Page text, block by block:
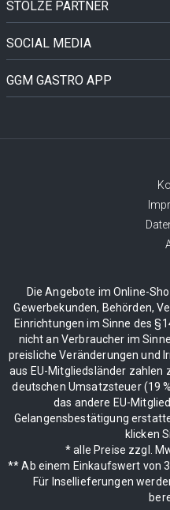
STOLZE PARTNER
SOCIAL MEDIA
GGM GASTRO APP
Die Angebote im Online-
Gewerbekunden, Behörden,
Einrichtungen im Sinne des
nicht an Verbraucher im
preisliche Veränderungen und
aus EU-Mitgliedsländer zahlen
deutschen Umsatzsteuer (19
das andere EU-
Gelangensbestätigung
klicken
* alle Preise zzgl.
** Ab einem Einkaufswert von
Für Insellieferungen